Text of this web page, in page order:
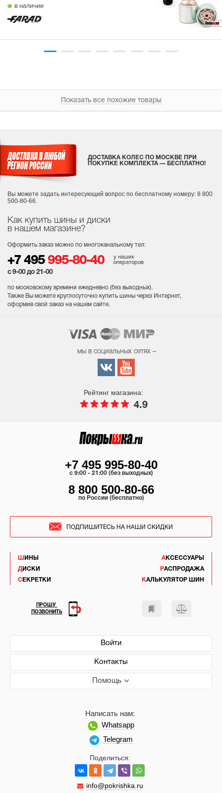
в наличии
Показать все похожие товары
Как купить шины и диски
в нашем магазине?
Оформить заказ можно по многоканальному тел:
+7 495 995-80-40
у наших
операторов
с 9-00 до 21-00
по московскому времени ежедневно (без выходных).
Также Вы можете круглосуточно купить шины через Интернет,
оформив свой заказ на нашем сайте.
ДОСТАВКА КОЛЕС ПО МОСКВЕ ПРИ
ПОКУПКЕ КОМПЛЕКТА — БЕСПЛАТНО!
Вы можете задать интересующий вопрос по бесплатному номеру: 8 800
500-80-66.
мы в социальных сетях –
Рейтинг магазина:
4.9
ШИНЫ
ДИСКИ
СЕКРЕТКИ
АКСЕССУАРЫ
РАСПРОДАЖА
КАЛЬКУЛЯТОР ШИН
Войти
Контакты
Помощь
Поделиться:
info@pokrishka.ru
Написать нам:
Whatsapp
Telegram
+7 495 995-80-40
c 9:00 - 21:00 (без выходных)
8 800 500-80-66
по России (бесплатно)
ПОДПИШИТЕСЬ НА НАШИ СКИДКИ
ПРОШУ
ПОЗВОНИТЬ